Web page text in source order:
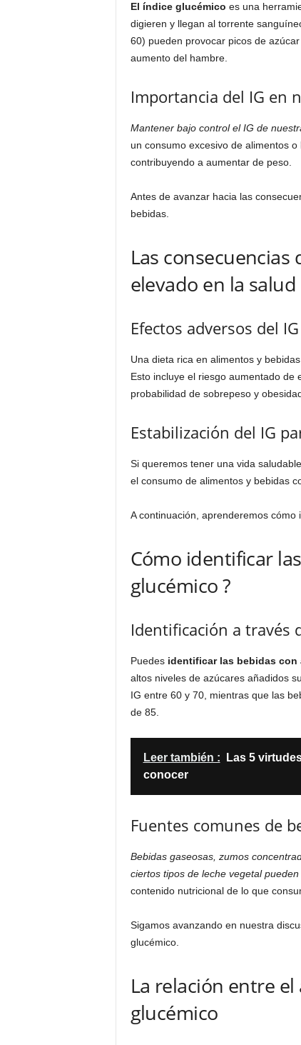
El índice glucémico es una
digieren y llegan al torrente
60) pueden provocar picos de
aumento del hambre.
Importancia del IG en
Mantener bajo control el IG de
un consumo excesivo de alimentos
contribuyendo a aumentar de peso.
Antes de avanzar hacia las
bebidas.
Las
elevado en la salud
Efectos adversos del
Una dieta rica en alimentos y
Esto incluye el riesgo aumentado
probabilidad de sobrepeso y
Estabilización del IG
Si queremos tener una vida
el consumo de alimentos y bebidas
A continuación, aprenderemos cómo
Cómo identificar
glucémico ?
Identificación a través
Puedes identificar las bebidas con
altos niveles de azúcares añadidos
IG entre 60 y 70, mientras que las
de 85.
Leer también :
Las 5
conocer
Fuentes comunes de
Bebidas gaseosas, zumos
ciertos tipos de leche vegetal
contenido nutricional de lo que
Sigamos avanzando en nuestra
glucémico.
La relación entre
glucémico